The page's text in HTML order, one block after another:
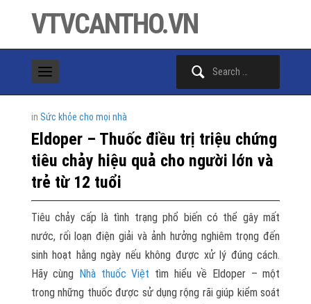
VTVCANTHO.VN
in Sức khỏe cho mọi nhà
Eldoper – Thuốc điều trị triệu chứng
tiêu chảy hiệu quả cho người lớn và
trẻ từ 12 tuổi
Tiêu chảy cấp là tình trạng phổ biến có thể gây mất
nước, rối loạn điện giải và ảnh hưởng nghiêm trọng đến
sinh hoạt hằng ngày nếu không được xử lý đúng cách.
Hãy cùng Nhà thuốc Việt tìm hiểu về Eldoper – một
trong những thuốc được sử dụng rộng rãi giúp kiểm soát